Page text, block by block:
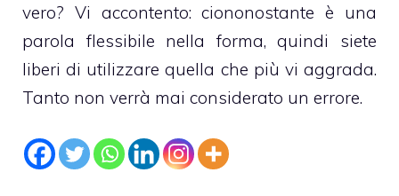
vero? Vi accontento: ciononostante è una
parola flessibile nella forma, quindi siete
liberi di utilizzare quella che più vi aggrada.
Tanto non verrà mai considerato un errore.